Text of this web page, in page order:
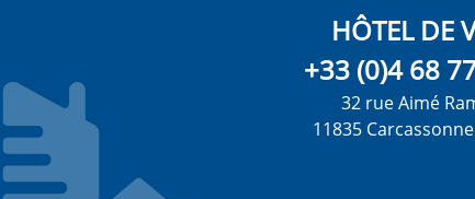
HÔTEL DE
+33 (0)4 68
32 rue Aimé
11835